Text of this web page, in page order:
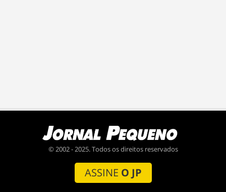
© 2002 - 2025. Todos os direitos reservados
ASSINE O JP